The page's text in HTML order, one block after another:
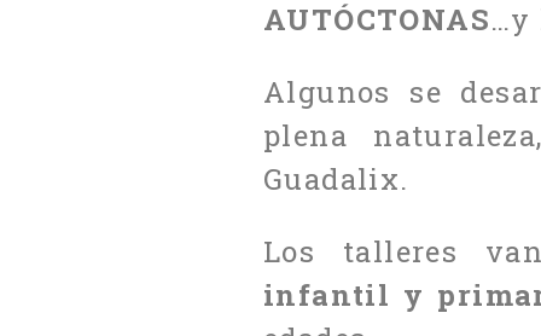
AUTÓCTONAS…y
Algunos se
plena
Guadalix.
Los talleres
infantil y